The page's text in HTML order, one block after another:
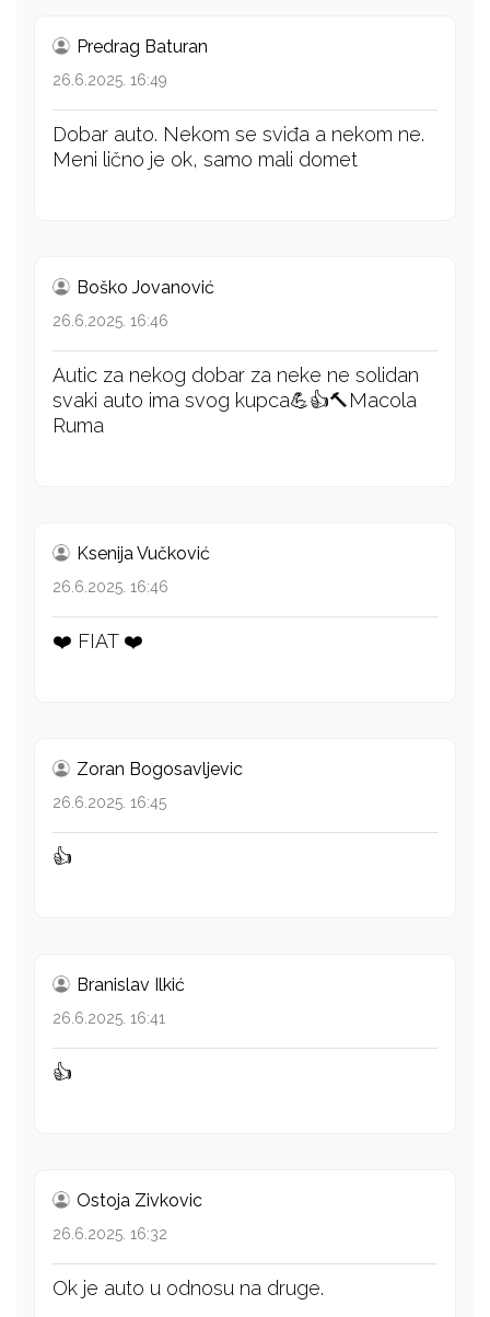
Predrag Baturan
26.6.2025. 16:49
Dobar auto. Nekom se sviđa a nekom ne.
Meni lično je ok, samo mali domet
Boško Jovanović
26.6.2025. 16:46
Autic za nekog dobar za neke ne solidan
svaki auto ima svog kupca💪👍🔨Macola
Ruma
Ksenija Vučković
26.6.2025. 16:46
❤️ FIAT ❤️
Zoran Bogosavljevic
26.6.2025. 16:45
👍
Branislav Ilkić
26.6.2025. 16:41
👍
Ostoja Zivkovic
26.6.2025. 16:32
Ok je auto u odnosu na druge.